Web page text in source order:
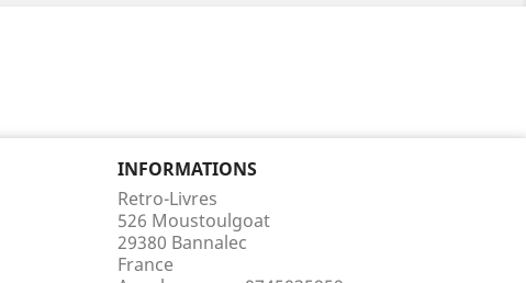
INFORMATIONS
Retro-Livres
526 Moustoulgoat
29380 Bannalec
France